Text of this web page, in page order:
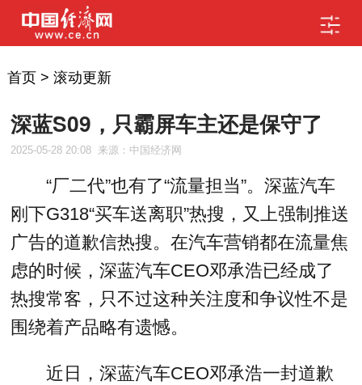
首页> 滚动更新
深蓝S09，只霸屏车主还是保守了
2025-05-28 20:08 来源：中国经济网
“厂二代”也有了“流量担当”。深蓝汽车
刚下G318“买车送离职”热搜，又上强制推送
广告的道歉信热搜。在汽车营销都在流量焦
虑的时候，深蓝汽车CEO邓承浩已经成了
热搜常客，只不过这种关注度和争议性不是
围绕着产品略有遗憾。
近日，深蓝汽车CEO邓承浩一封道歉